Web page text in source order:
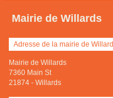
Mairie de Willards
Adresse de la mairie de
Mairie de Willards
7360 Main St
21874 - Willards